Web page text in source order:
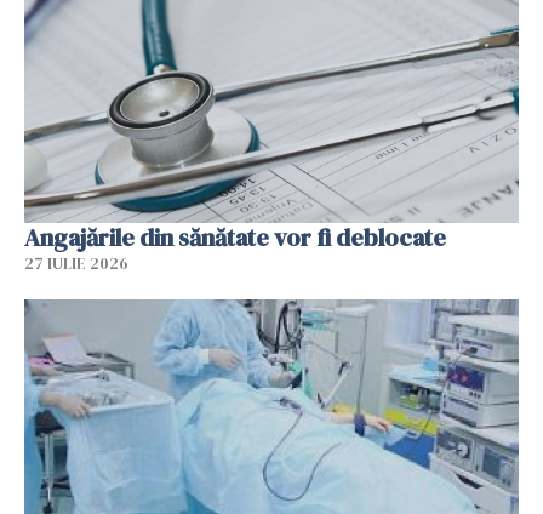
Angajările din sănătate vor fi deblocate
27 IULIE 2026